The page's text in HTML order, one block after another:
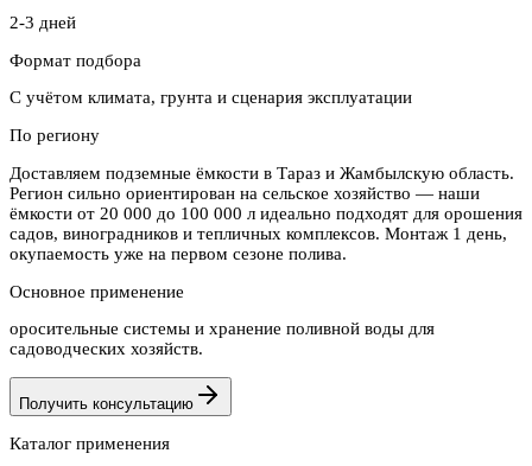
2-3 дней
Формат подбора
С учётом климата, грунта и сценария эксплуатации
По региону
Доставляем подземные ёмкости в Тараз и Жамбылскую область.
Регион сильно ориентирован на сельское хозяйство — наши
ёмкости от 20 000 до 100 000 л идеально подходят для орошения
садов, виноградников и тепличных комплексов. Монтаж 1 день,
окупаемость уже на первом сезоне полива.
Основное применение
оросительные системы и хранение поливной воды для
садоводческих хозяйств.
Получить консультацию
Каталог применения